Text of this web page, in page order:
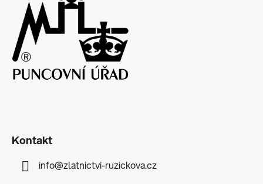
Kontakt
info@zlatnictvi-ruzickova.cz